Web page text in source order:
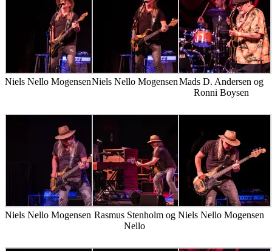
Niels Nello MogensenNiels Nello MogensenMads D. Andersen og
Ronni Boysen
Niels Nello Mogensen Rasmus Stenholm og
Nello
Niels Nello Mogensen